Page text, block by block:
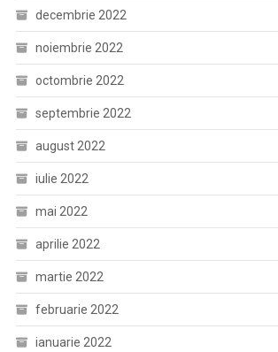
decembrie 2022
noiembrie 2022
octombrie 2022
septembrie 2022
august 2022
iulie 2022
mai 2022
aprilie 2022
martie 2022
februarie 2022
ianuarie 2022